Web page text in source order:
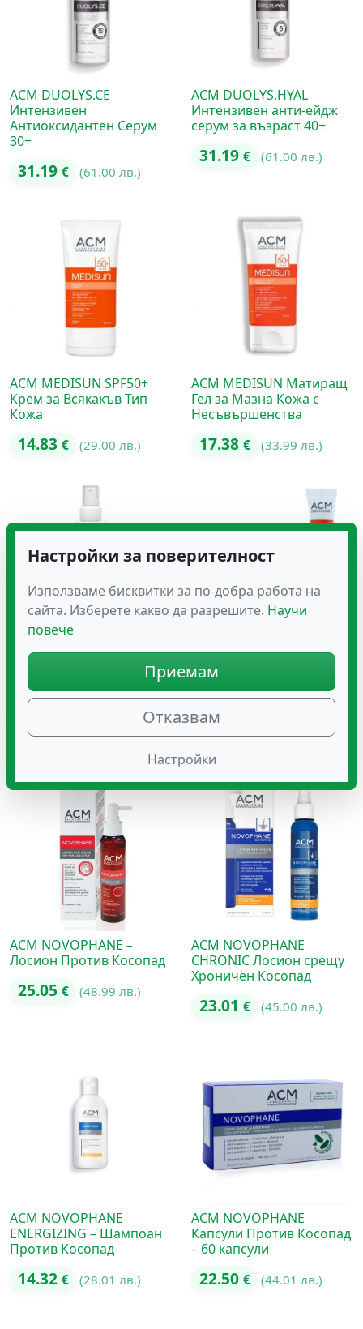
ACM DUOLYS.CE
Интензивен
Антиоксидантен Серум
30+
31.19 € (61.00 лв.)
ACM DUOLYS.HYAL
Интензивен анти-ейдж
серум за възраст 40+
31.19 € (61.00 лв.)
ACM MEDISUN SPF50+
Крем за Всякакъв Тип
Кожа
14.83 € (29.00 лв.)
ACM MEDISUN Матиращ
Гел за Мазна Кожа с
Несъвършенства
17.38 € (33.99 лв.)
ACM MEDISUN Спрей за
SPF50+
ACM NOVOPHANE – Крем
за Нокти
Оценено
с
12.78€ (25.00 лв.)
ACM NOVOPHANE –
Лосион Против Косопад
25.05 € (48.99 лв.)
ACM NOVOPHANE
CHRONIC Лосион срещу
Хроничен Косопад
23.01 € (45.00 лв.)
ACM NOVOPHANE
ENERGIZING – Шампоан
Против Косопад
14.32 € (28.01 лв.)
ACM NOVOPHANE
Капсули Против Косопад
– 60 капсули
22.50 € (44.01 лв.)
Настройки за поверителност
Използваме бисквитки за по-добра работа на
сайта. Изберете какво да разрешите. Научи
повече
Приемам
Отказвам
Настройки